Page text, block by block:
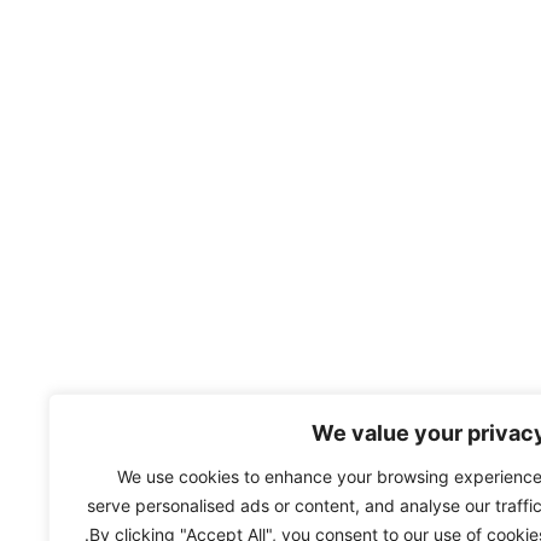
We value your
We use cookies to enhance your browsing
serve personalised ads or content, and analyse our
By clicking "Accept All", you consent to our use of